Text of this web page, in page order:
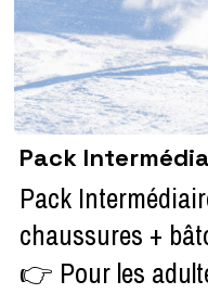
Pack
Pack
chaussures +
👉 Pour les